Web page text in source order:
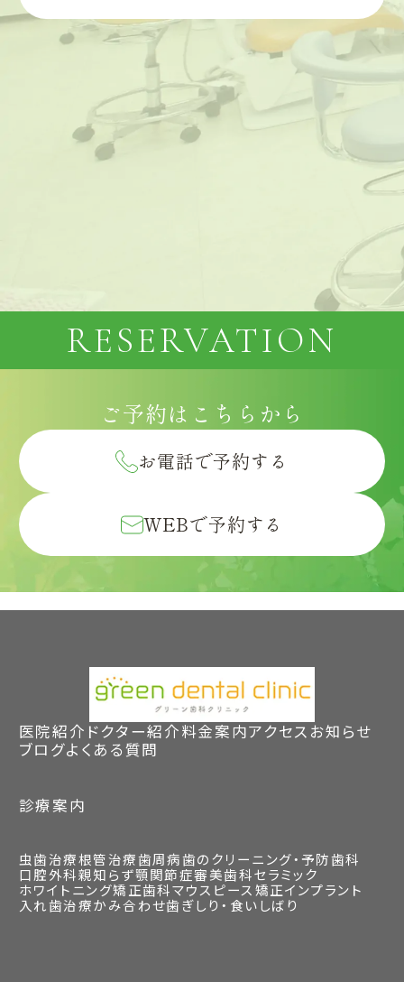
ご予約は こちらから
RESERVATION
お電話で予約する
WEBで予約する
医院紹介 ドクター紹介料金案内アクセス お知らせ
ブログよくある質問
診療案内
虫歯治療根管治療歯周病歯のクリーニング・予防歯科
口腔外科親知らず顎関節症審美歯科セラミック
ホワイトニング矯正歯科マウスピース矯正インプラント
入れ歯治療かみ合わせ歯ぎしり・食いしばり